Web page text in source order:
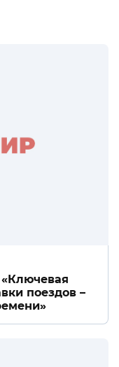
поездов –